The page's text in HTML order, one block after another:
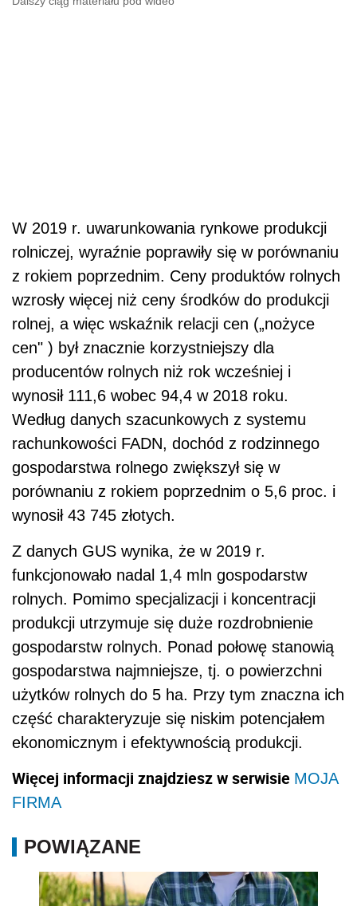
W 2019 r. uwarunkowania rynkowe produkcji
rolniczej, wyraźnie poprawiły się w porównaniu
z rokiem poprzednim. Ceny produktów rolnych
wzrosły więcej niż ceny środków do produkcji
rolnej, a więc wskaźnik relacji cen („nożyce
cen" ) był znacznie korzystniejszy dla
producentów rolnych niż rok wcześniej i
wynosił 111,6 wobec 94,4 w 2018 roku.
Według danych szacunkowych z systemu
rachunkowości FADN, dochód z rodzinnego
gospodarstwa rolnego zwiększył się w
porównaniu z rokiem poprzednim o 5,6 proc. i
wynosił 43 745 złotych.
Z danych GUS wynika, że w 2019 r.
funkcjonowało nadal 1,4 mln gospodarstw
rolnych. Pomimo specjalizacji i koncentracji
produkcji utrzymuje się duże rozdrobnienie
gospodarstw rolnych. Ponad połowę stanowią
gospodarstwa najmniejsze, tj. o powierzchni
użytków rolnych do 5 ha. Przy tym znaczna ich
część charakteryzuje się niskim potencjałem
ekonomicznym i efektywnością produkcji.
Więcej informacji znajdziesz w serwisie MOJA
FIRMA
POWIĄZANE